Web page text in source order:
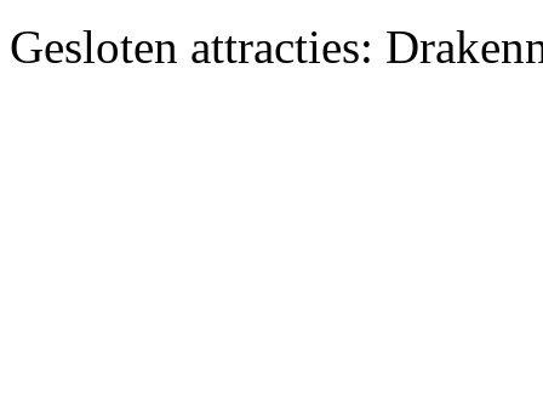
Gesloten attracties: